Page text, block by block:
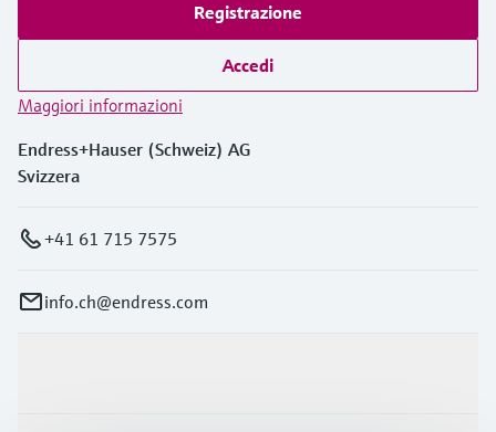
Registrazione
Accedi
Maggiori informazioni
Endress+Hauser (Schweiz) AG
Svizzera
+41 61 715 7575
info.ch@endress.com